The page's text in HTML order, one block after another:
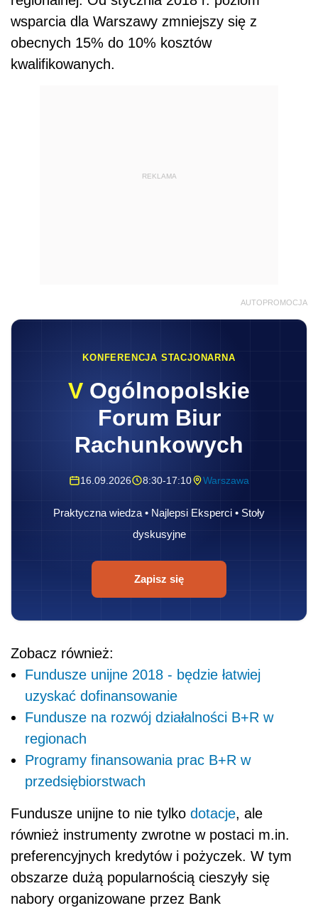
wsparcia dla Warszawy zmniejszy się z
obecnych 15% do 10% kosztów
kwalifikowanych.
REKLAMA
AUTOPROMOCJA
KONFERENCJA STACJONARNA
V Ogólnopolskie
Forum Biur
Rachunkowych
16.09.2026 8:30-17:10 Warszawa
Praktyczna wiedza • Najlepsi Eksperci • Stoły
dyskusyjne
Zapisz się
Zobacz również:
Fundusze unijne 2018 - będzie łatwiej
uzyskać dofinansowanie
Fundusze na rozwój działalności B+R w
regionach
Programy finansowania prac B+R w
przedsiębiorstwach
Fundusze unijne to nie tylko dotacje, ale
również instrumenty zwrotne w postaci m.in.
preferencyjnych kredytów i pożyczek. W tym
obszarze dużą popularnością cieszyły się
nabory organizowane przez Bank